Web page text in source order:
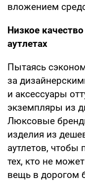
вложением
Низкое
аутлетах
Пытаясь
за
и аксессуары
экземпляры из
Люксовые
изделия из
аутлетов, чтобы
тех, кто не
вещь в дорогом